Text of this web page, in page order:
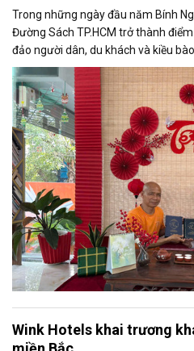
Trong những ngày đầu năm Bính
Đường Sách TP.HCM trở thành
đảo người dân, du khách và kiều
không gian trải nghiệm mới mẻ,
thức “lì xì tri thức” độc đáo, góp
đặc biệt trong không khí xuân.
Wink Hotels khai trương